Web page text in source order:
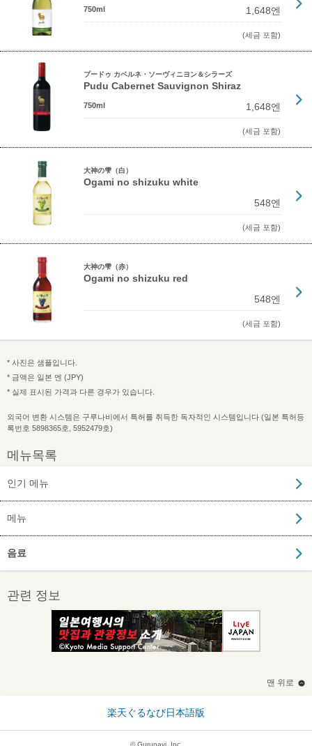
750ml 1,648엔
(세금 포함)
プードゥ カベルネ・ソーヴィニヨン＆シラーズ
Pudu Cabernet Sauvignon Shiraz
750ml 1,648엔
(세금 포함)
大神の雫（白）
Ogami no shizuku white
548엔
(세금 포함)
大神の雫（赤）
Ogami no shizuku red
548엔
(세금 포함)
* 사진은 샘플입니다.
* 금액은 일본 엔 (JPY)
* 실제 표시된 가격과 다른 경우가 있습니다.
외국어 변환 시스템은 구루나비에서 특허를 취득한 독자적인 시스템입니다 (일본 특허등
록번호 5898365호, 5952479호)
메뉴목록
인기 메뉴
메뉴
음료
관련 정보
맨 위로
楽天ぐるなび日本語版
© Gurunavi, Inc.